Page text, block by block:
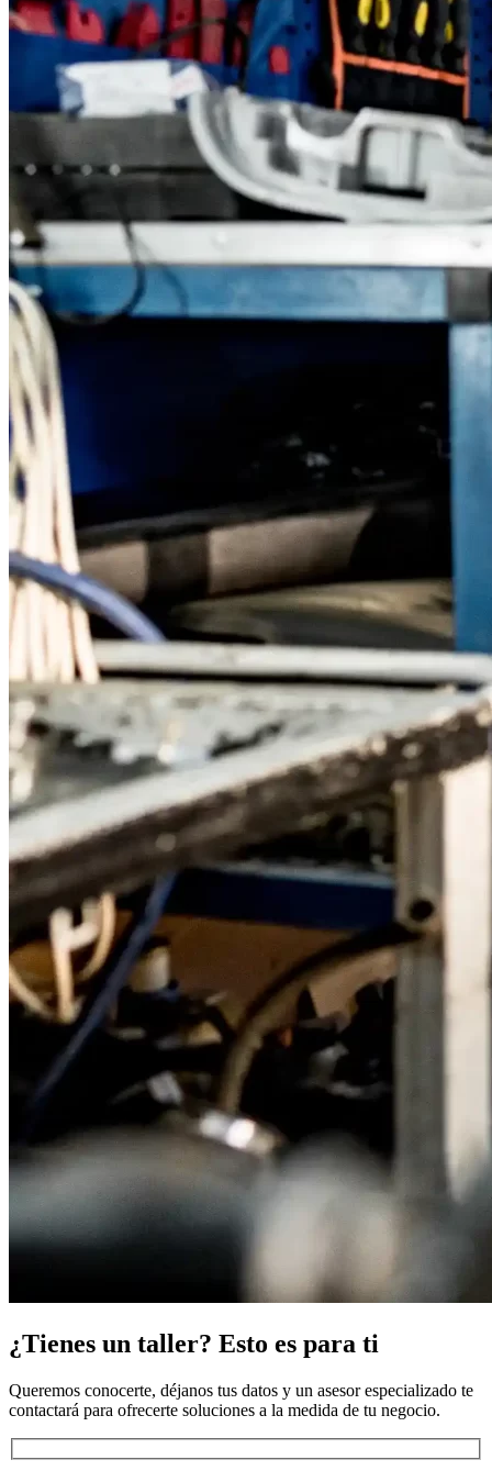
¿Tienes un taller? Esto es para ti
Queremos conocerte, déjanos tus datos y un asesor especializado te
contactará para ofrecerte soluciones a la medida de tu negocio.